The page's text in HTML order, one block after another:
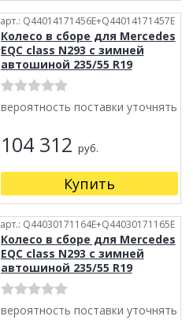
арт.: Q44014171456E+Q44014171457E
Колесо в сборе для Mercedes
EQC class N293 с зимней
автошиной 235/55 R19
вероятность поставки уточнять
104 312 руб.
Купить
арт.: Q44030171164E+Q44030171165E
Колесо в сборе для Mercedes
EQC class N293 с зимней
автошиной 235/55 R19
вероятность поставки уточнять